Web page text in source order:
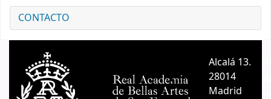
CONTACTO
Alcalá 13.
28014
Madrid